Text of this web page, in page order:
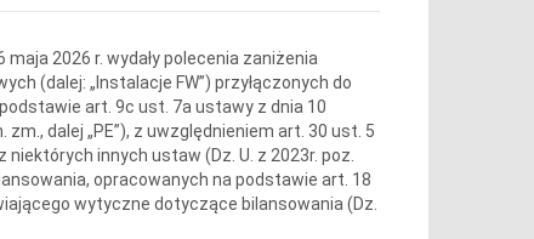
maja 2026 r. wydały polecenia zaniżenia
(dalej: „Instalacje FW”) przyłączonych do
art. 9c ust. 7a ustawy z dnia 10
dalej „PE”), z uwzględnieniem art. 30 ust. 5
innych ustaw (Dz. U. z 2023r. poz.
opracowanych na podstawie art. 18
wytyczne dotyczące bilansowania (Dz.